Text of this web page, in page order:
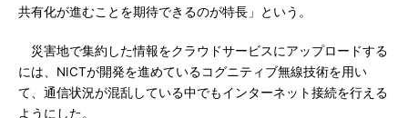
共有化が進むことを期待できるのが特長」という。
災害地で集約した情報をクラウドサービスにアップロードする
には、NICTが開発を進めているコグニティブ無線技術を用い
て、通信状況が混乱している中でもインターネット接続を行える
ようにした。